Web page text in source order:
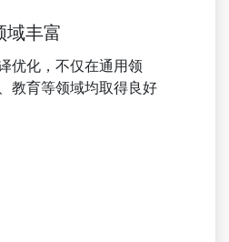
域丰富
优化，不仅在通用领
教育等领域均取得良好